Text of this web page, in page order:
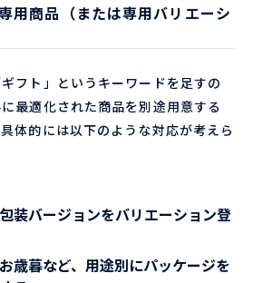
用商品（または専用バリエーシ
フト」というキーワードを足すの
最適化された商品を別途用意する
体的には以下のような対応が考えら
装バージョンをバリエーション登
歳暮など、用途別にパッケージを